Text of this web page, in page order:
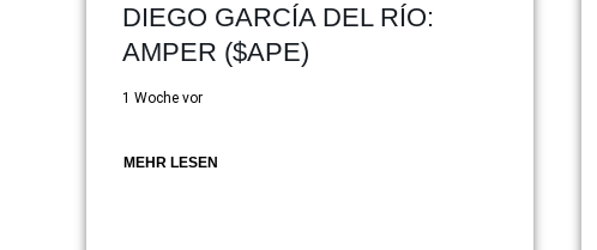
DIEGO GARCÍA DEL RÍO:
AMPER ($APE)
1 Woche vor
MEHR LESEN